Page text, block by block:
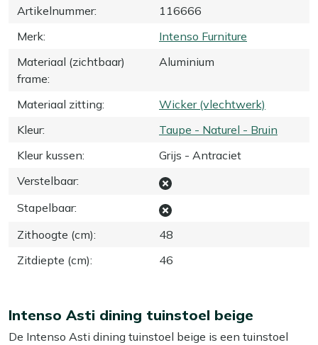
Artikelnummer:
116666
Merk:
Intenso Furniture
Materiaal (zichtbaar)
frame:
Aluminium
Materiaal zitting:
Wicker (vlechtwerk)
Kleur:
Taupe - Naturel - Bruin
Kleur kussen:
Grijs - Antraciet
Verstelbaar:
Stapelbaar:
Zithoogte (cm):
48
Zitdiepte (cm): 46
Intenso Asti dining tuinstoel beige
De Intenso Asti dining tuinstoel beige is een tuinstoel